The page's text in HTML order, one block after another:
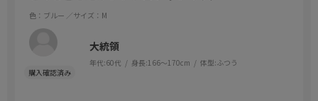
色：ブルー ／サイズ：M
大統領
年代:60代 身長:166～170cm 体型:ふつう